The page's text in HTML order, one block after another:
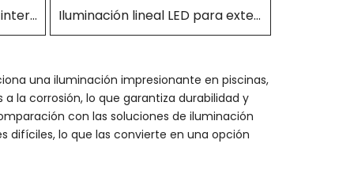
Iluminación lineal LED para interiores Iluminación lineal LED para exteriores
una iluminación impresionante en piscinas,
la corrosión, lo que garantiza durabilidad y
con las soluciones de iluminación
difíciles, lo que las convierte en una opción